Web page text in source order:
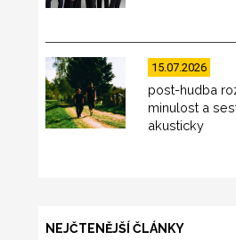
15.07.2026
post-hudba
minulost a
akusticky
NEJČTENĚJŠÍ ČLÁNKY